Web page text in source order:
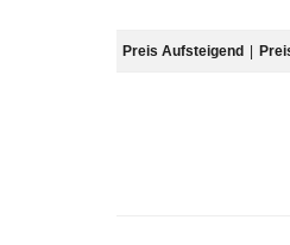
Preis Aufsteigend